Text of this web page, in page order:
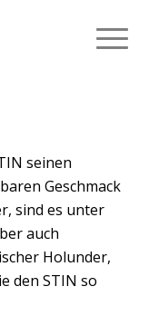
seinen
Geschmack
sind es unter
auch
Holunder,
den STIN so